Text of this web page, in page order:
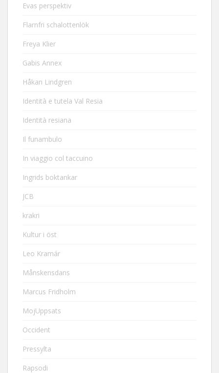
Evas perspektiv
Flarnfri schalottenlök
Freya Klier
Gabis Annex
Håkan Lindgren
Identità e tutela Val Resia
Identità resiana
Il funambulo
In viaggio col taccuino
Ingrids boktankar
JCB
krakri
Kultur i öst
Leo Kramár
Månskensdans
Marcus Fridholm
MojUppsats
Occident
Pressylta
Rapsodi